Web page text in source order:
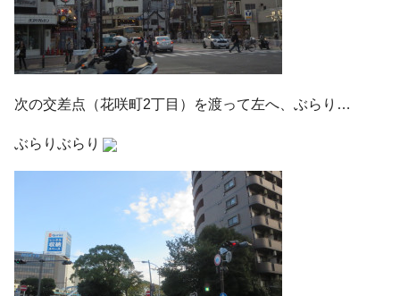
次の交差点（花咲町2丁目）を渡って左へ、ぶらり…
ぶらりぶらり